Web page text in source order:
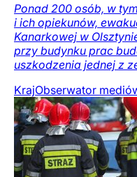
Ponad 200 osób, w
i ich opiekunów,
Kanarkowej w
przy budynku prac
uszkodzenia jednej z
KrajObserwator